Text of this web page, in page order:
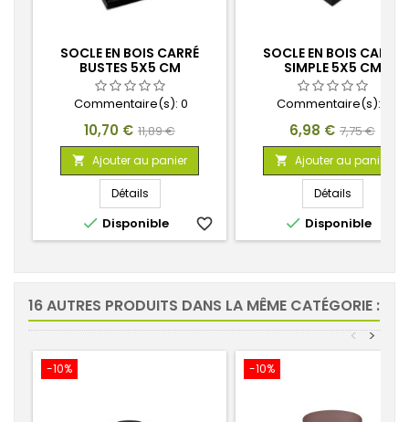
SOCLE EN BOIS CARRÉ
BUSTES 5X5 CM
Commentaire(s): 0
Prix
10,70 € Prix
de
base
11,89 €
 Ajouter au panier
Détails
 Disponible favorite_border
SOCLE EN BOIS CARRÉ
SIMPLE 5X5 CM
Commentaire(s):
Prix
6,98 € Prix
de
base
7,75 €
 Ajouter au panier
Détails
 Disponible
16 AUTRES PRODUITS DANS LA MÊME CATÉGORIE :
>
<
-10% -10%